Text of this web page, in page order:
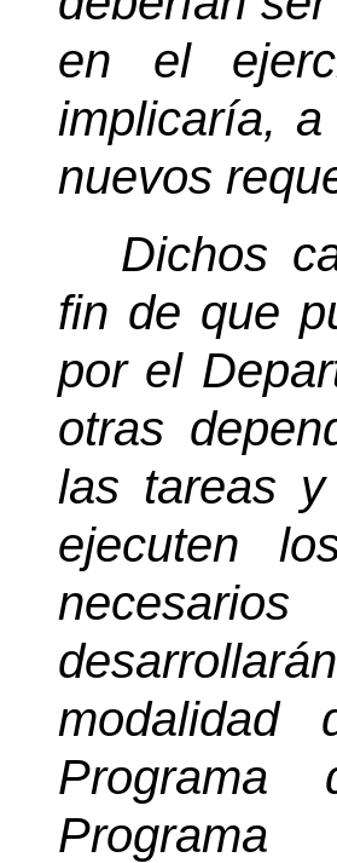
en el
implicaría,
nuevos
Dichos
fin de que
por el
otras
las tareas y
ejecuten
Programa